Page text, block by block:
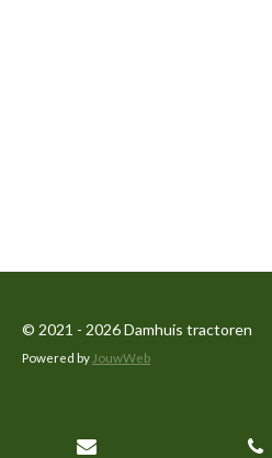
© 2021 - 2026 Damhuis tractoren
Powered by JouwWeb